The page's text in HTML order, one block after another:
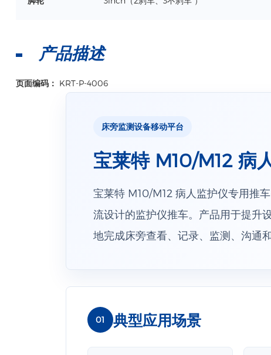
产品描述
页面编码： KRT-P-4006
床旁监测设备移动平台
宝莱特 M10/M12 病
宝莱特 M10/M12 病人监护仪专用推
流设计的监护仪推车。产品用于提升
地完成床旁查看、记录、监测、沟通
01 典型应用场景